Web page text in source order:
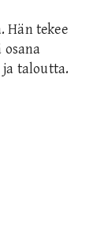
Hän tekee
taloutta.